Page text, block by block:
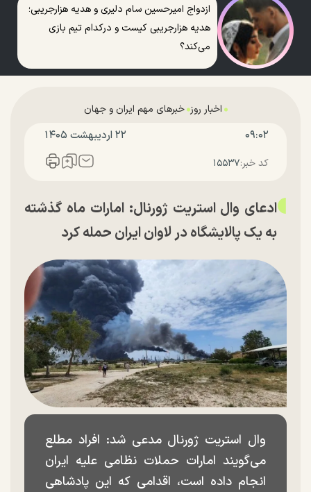
ازدواج امیرحسین سام دلیری و هدیه هزارجریبی؛
هدیه هزارجریبی کیست و درکدام تیم بازی
می‌کند؟
اخبار روز خبرهای مهم ایران و جهان
۰۹:۰۲ ۲۲ ارديبهشت ۱۴۰۵
کد خبر:۱۵۵۳۷
ادعای وال استریت ژورنال: امارات ماه گذشته
به یک پالایشگاه در لاوان ایران حمله کرد
وال استریت ژورنال مدعی شد: افراد مطلع
می‌گویند امارات حملات نظامی علیه ایران
انجام داده است، اقدامی که این پادشاهی